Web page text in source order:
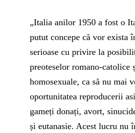
„Italia anilor 1950 a fost o
putut concepe că vor exista
serioase cu privire la
preoteselor romano-catolice
homosexuale, ca să nu mai
oportunitatea reproducerii
gameți donați, avort,
și eutanasie. Acest lucru nu